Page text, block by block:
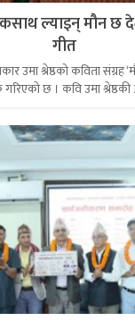
ल्याइन् मौन छ
गीत
उमा श्रेष्ठको कविता संग्रह
छ । कवि उमा श्रेष्ठकी